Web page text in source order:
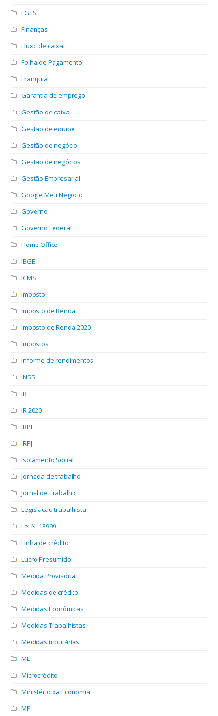
FGTS
Finanças
Fluxo de caixa
Folha de Pagamento
Franquia
Garantia de emprego
Gestão de caixa
Gestão de equipe
Gestão de negócio
Gestão de negócios
Gestão Empresarial
Google Meu Negócio
Governo
Governo Federal
Home Office
IBGE
ICMS
Imposto
Imposto de Renda
Imposto de Renda 2020
Impostos
Informe de rendimentos
INSS
IR
IR 2020
IRPF
IRPJ
Isolamento Social
Jornada de trabalho
Jornal de Trabalho
Legislação trabalhista
Lei Nº 13999
Linha de crédito
Lucro Presumido
Medida Provisória
Medidas de crédito
Medidas Econômicas
Medidas Trabalhistas
Medidas tributárias
MEI
Microcrédito
Ministério da Economia
MP